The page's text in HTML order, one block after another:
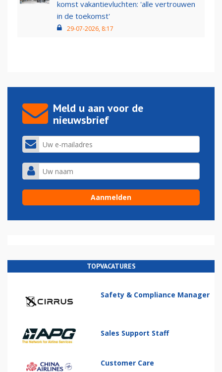
komst vakantievluchten: 'alle vertrouwen
in de toekomst'
29-07-2026, 8:17
Meld u aan voor de
nieuwsbrief
TOPVACATURES
Safety & Compliance Manager
Sales Support Staff
Customer Care